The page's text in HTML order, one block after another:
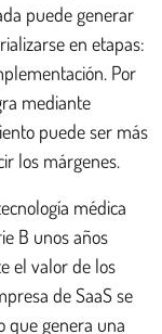
puede generar
en etapas:
Por
mediante
puede ser más
los márgenes.
médica
B unos años
el valor de los
de SaaS se
que genera una